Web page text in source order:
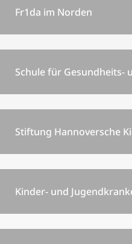
Fr1da im Norden
Schule für Gesundheits-
Stiftung Hannoversche
Kinder- und